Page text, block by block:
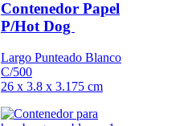
Contenedor Papel
P/Hot Dog
Largo Punteado Blanco
C/500
26 x 3.8 x 3.175 cm